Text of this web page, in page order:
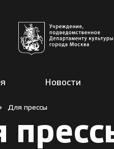
Новости
Для прессы